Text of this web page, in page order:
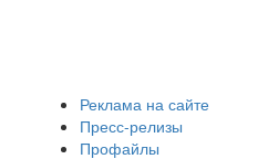
Реклама на сайте
Пресс-релизы
Профайлы